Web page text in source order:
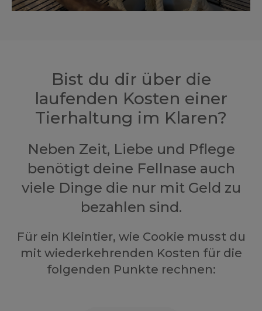
Bist du dir über die
laufenden Kosten einer
Tierhaltung im Klaren?
Neben Zeit, Liebe und Pflege
benötigt deine Fellnase auch
viele Dinge die nur mit Geld zu
bezahlen sind.
Für ein Kleintier, wie Cookie musst du
mit wiederkehrenden Kosten für die
folgenden Punkte rechnen: